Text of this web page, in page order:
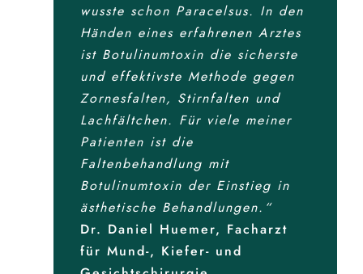
wusste schon Paracelsus. In den
Händen eines erfahrenen Arztes
ist Botulinumtoxin die sicherste
und effektivste Methode gegen
Zornesfalten, Stirnfalten und
Lachfältchen. Für viele meiner
Patienten ist die
Faltenbehandlung mit
Botulinumtoxin der Einstieg in
ästhetische Behandlungen.“
Dr. Daniel Huemer, Facharzt
für Mund-, Kiefer- und